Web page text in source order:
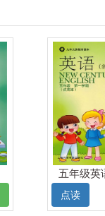
五年级英
电子
点读